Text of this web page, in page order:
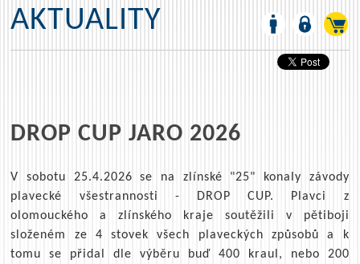
AKTUALITY
DROP CUP JARO 2026
V sobotu 25.4.2026 se na zlínské "25" konaly závody
plavecké všestrannosti - DROP CUP. Plavci z
olomouckého a zlínského kraje soutěžili v pětiboji
složeném ze 4 stovek všech plaveckých způsobů a k
tomu se přidal dle výběru buď 400 kraul, nebo 200